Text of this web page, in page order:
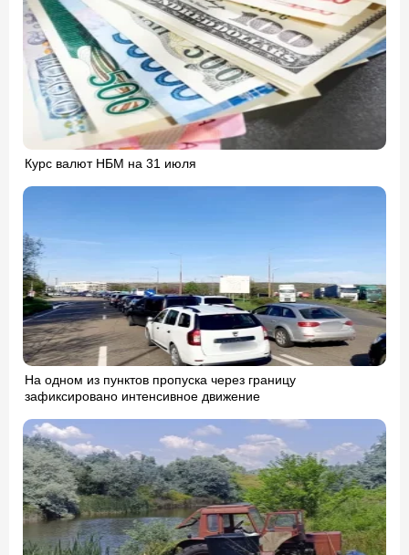
Курс валют НБМ на 31 июля
На одном из пунктов пропуска через границу
зафиксировано интенсивное движение